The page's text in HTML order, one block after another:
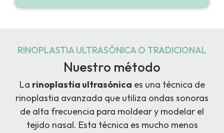
RINOPLASTIA ULTRASÓNICA O TRADICIONAL
Nuestro método
La rinoplastia ultrasónica es una técnica de
rinoplastia avanzada que utiliza ondas sonoras
de alta frecuencia para moldear y modelar el
tejido nasal. Esta técnica es mucho menos